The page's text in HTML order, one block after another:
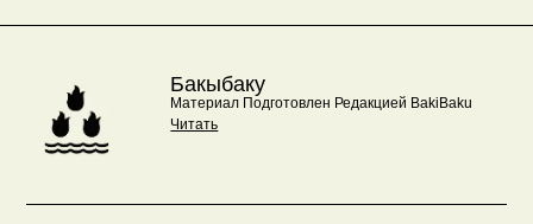
Бакыбаку
Материал Подготовлен Редакцией BakiBaku
Читать